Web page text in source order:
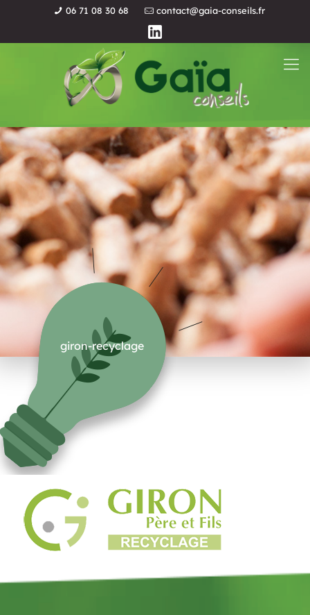
06 71 08 30 68 contact@gaia-conseils.fr
giron-recyclage